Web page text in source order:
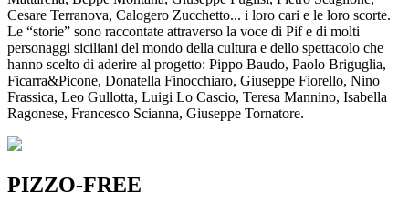
Cesare Terranova, Calogero Zucchetto... i loro cari e le loro scorte.
Le “storie” sono raccontate attraverso la voce di Pif e di molti
personaggi siciliani del mondo della cultura e dello spettacolo che
hanno scelto di aderire al progetto: Pippo Baudo, Paolo Briguglia,
Ficarra&Picone, Donatella Finocchiaro, Giuseppe Fiorello, Nino
Frassica, Leo Gullotta, Luigi Lo Cascio, Teresa Mannino, Isabella
Ragonese, Francesco Scianna, Giuseppe Tornatore.
PIZZO-FREE